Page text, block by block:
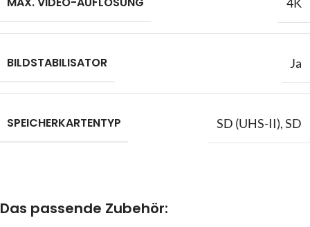
BILDSTABILISATOR Ja
SPEICHERKARTENTYP SD (UHS-II),SD
Das passende Zubehör: